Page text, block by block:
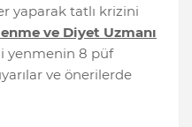
yaparak tatlı krizini
ve Diyet Uzmanı
yenmenin 8 püf
ve önerilerde